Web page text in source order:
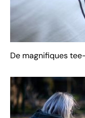
De magnifiques